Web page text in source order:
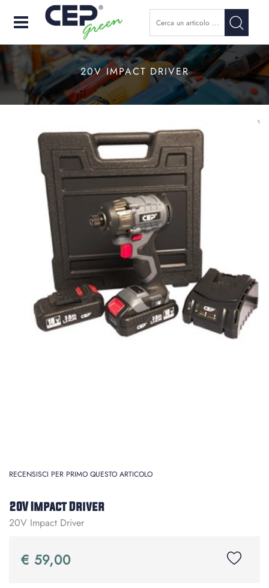
Open
20V IMPACT DRIVER
RECENSISCI PER PRIMO QUESTO ARTICOLO
20V Impact Driver
20V Impact Driver
€ 59,00